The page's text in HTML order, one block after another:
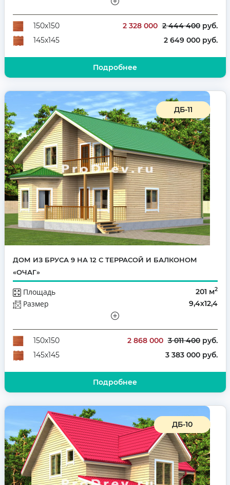
Количество комнат
6
150х150
2 328 000 2 444 400руб.
145х145
2 649 000 руб.
Подробнее
ДБ-11
ДОМ ИЗ БРУСА 9 НА 12 С ТЕРРАСОЙ И БАЛКОНОМ
«ОЧАГ»
Площадь 201 м2
Размер 9,4х12,4
Количество комнат
5
150х150
2 868 000 3 011 400руб.
145х145
3 383 000 руб.
Подробнее
ДБ-10